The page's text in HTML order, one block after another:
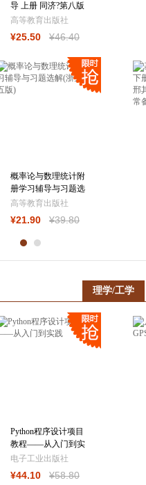
导 上册 同济?第八版
高等教育出版社
¥25.50 ¥46.40
概率论与数理统计附
册学习辅导与习题选
解(浙大·第五版)
高等教育出版社
¥21.90 ¥39.80
理学/工学
Python程序设计项目
教程——从入门到实
践
电子工业出版社
¥44.10 ¥58.80